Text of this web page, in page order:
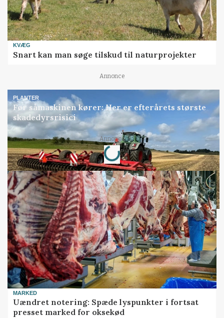
KVÆG
Snart kan man søge tilskud til naturprojekter
Annonce
PLANTER
Før såmaskinen kører: Her er efterårets største
skadedyrsrisici
Annonce
Loading...
MARKED
Uændret notering: Spæde lyspunkter i fortsat
presset marked for oksekød